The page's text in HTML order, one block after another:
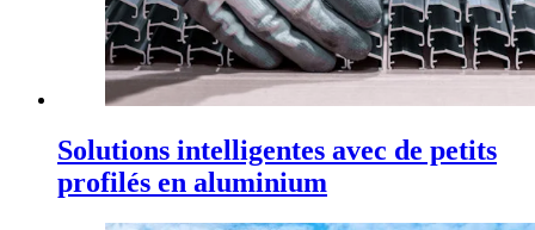
Solutions intelligentes avec de petits
profilés en aluminium